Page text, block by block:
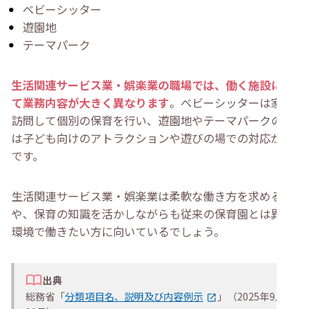
ベビーシッター
遊園地
テーマパーク
生活関連サービス業・娯楽業の職場では、働く施設によっ
て業務内容が大きく異なります。ベビーシッターは家庭に
訪問して個別の保育を行い、遊園地やテーマパークの業務
は子ども向けのアトラクションや遊びの場での対応が中心
です。
生活関連サービス業・娯楽業は柔軟な働き方を求める方
や、保育の知識を活かしながらも従来の保育園とは異なる
環境で働きたい方に向いているでしょう。
出典
総務省「分類項目名、説明及び内容例示
」（2025年9月